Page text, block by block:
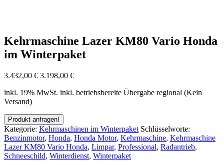
Kehrmaschine Lazer KM80 Vario Honda
im Winterpaket
3.432,00€ 3.198,00 €
inkl. 19% MwSt. inkl. betriebsbereite Übergabe regional (Kein
Versand)
Kategorie: Kehrmaschinen im Winterpaket Schlüsselworte:
Benzinmotor, Honda, Honda Motor, Kehrmaschine, Kehrmaschine
Lazer KM80 Vario Honda, Limpar, Professional, Radantrieb,
Schneeschild, Winterdienst, Winterpaket